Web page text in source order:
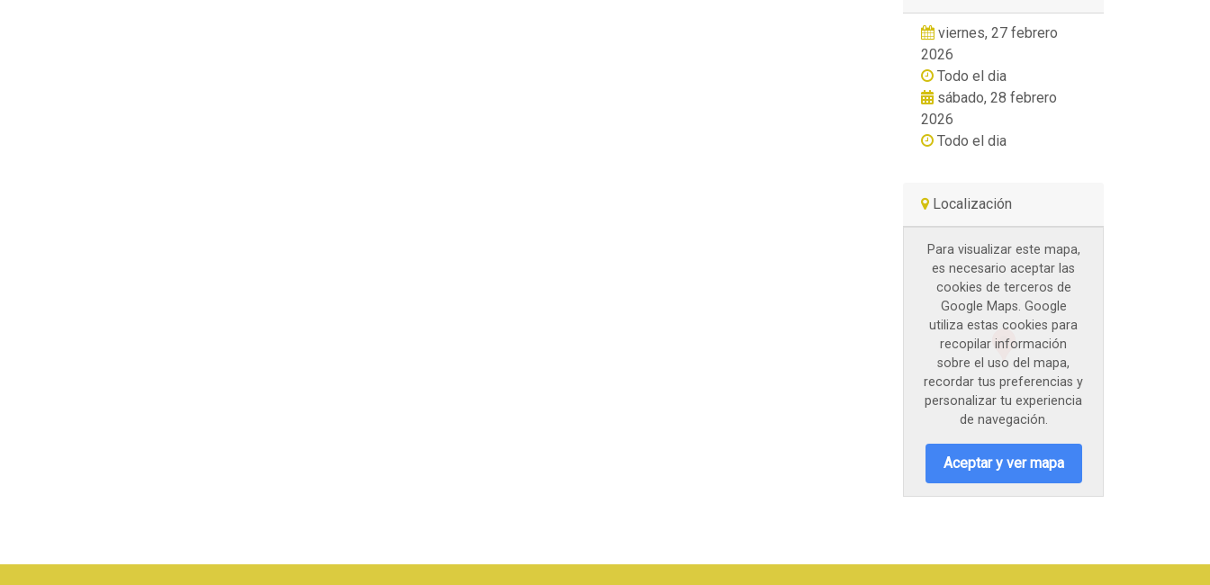
viernes, 27 febrero
2026
Todo el dia
sábado, 28 febrero
2026
Todo el dia
Localización
Para visualizar este mapa,
es necesario aceptar las
cookies de terceros de
Google Maps. Google
utiliza estas cookies para
recopilar información
sobre el uso del mapa,
recordar tus preferencias y
personalizar tu experiencia
de navegación.
Aceptar y ver mapa